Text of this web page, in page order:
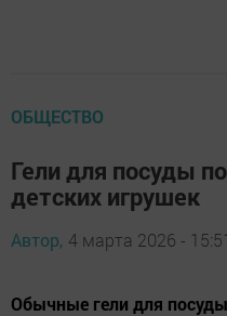
ОБЩЕСТВО
Гели для посуды
детских игрушек
Автор, 4 марта 2026 - 15:51
Обычные гели для